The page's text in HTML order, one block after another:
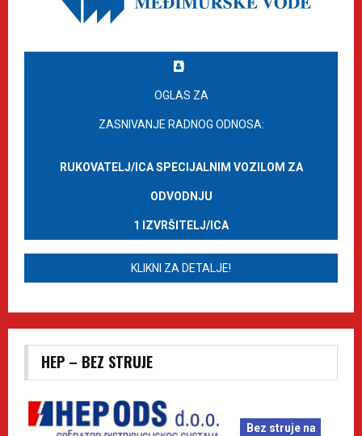
OGLAS ZA
ZASNIVANJE RADNOG ODNOSA:
RUKOVATELJ/ICA SPECIJALNIM VOZILOM ZA
ODVODNJU
1 IZVRŠITELJ/ICA
KLIKNI ZA DETALJE!
HEP – BEZ STRUJE
Bez struje na